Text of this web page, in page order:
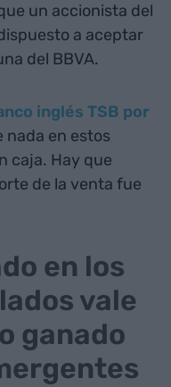
un accionista del
a aceptar
del BBVA.
inglés TSB por
nada en estos
caja. Hay que
de la venta fue
en los
vale
ganado